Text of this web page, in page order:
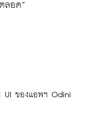
ลอด”
UI ของแอพฯ Odini